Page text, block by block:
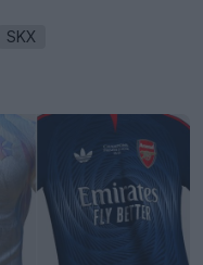
SKX